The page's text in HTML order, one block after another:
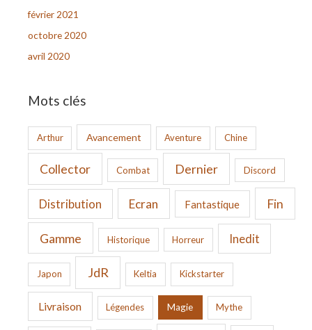
février 2021
octobre 2020
avril 2020
Mots clés
Arthur Avancement Aventure Chine
Collector Combat Dernier Discord
Distribution Ecran Fantastique Fin
Gamme Historique Horreur Inedit
Japon JdR Keltia Kickstarter
Livraison Légendes Magie Mythe